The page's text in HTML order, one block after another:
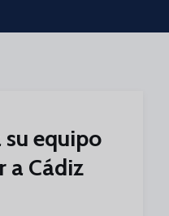
equipo
a Cádiz